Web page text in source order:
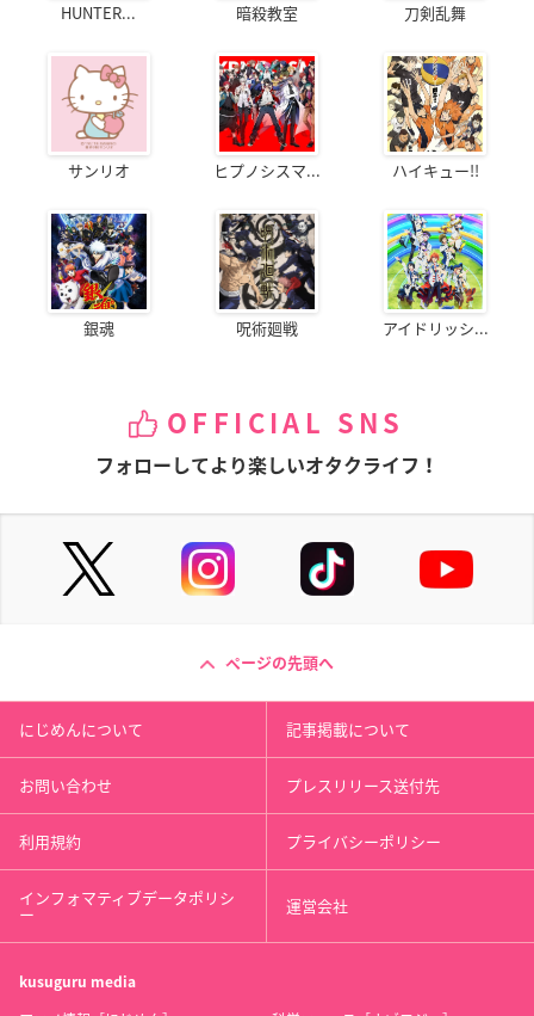
HUNTER... 暗殺教室 刀剣乱舞
サンリオ ヒプノシスマ... ハイキュー!!
銀魂 呪術廻戦 アイドリッシ...
OFFICIAL SNS
フォローしてより楽しいオタクライフ！
ページの先頭へ
にじめんについて 記事掲載について
お問い合わせ プレスリリース送付先
利用規約 プライバシーポリシー
インフォマティブデータポリシ
ー 運営会社
kusuguru media